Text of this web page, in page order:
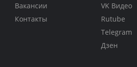
Вакансии
Контакты
VK Видео
Rutube
Telegram
Дзен